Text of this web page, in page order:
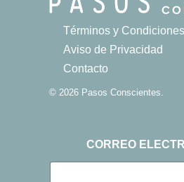
Términos y Condiciones
Aviso de Privacidad
Contacto
© 2026 Pasos Conscientes.
CORREO